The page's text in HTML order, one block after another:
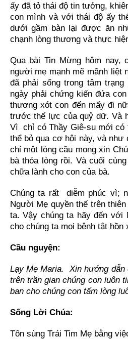
ấy đã tỏ thái độ tin tưởng,
con mình và với thái độ ấy
dưới gầm bàn lại được ăn
chạnh lòng thương và thực
Qua bài Tin Mừng hôm nay,
người mẹ mạnh mẽ mãnh liệt
đã phải sống trong tâm
ngày phải chứng kiến đứa
thương xót con đến mấy đi
trước thế lực của quỷ dữ. Và
Vì chỉ có Thầy Giê-su mới có
thể bỏ qua cơ hội này, và như
chỉ một lòng cầu mong xin
bà thỏa lòng rồi. Và cuối
chữa lành cho con của bà.
Chúng ta rất diễm phúc vì;
Người Mẹ quyền thế trên
ta. Vậy chúng ta hãy đến với
cho chúng ta mọi bệnh tật
Cầu nguyện:
Lạy Mẹ Maria. Xin hướng
trên trần gian chúng con luôn
ban cho chúng con tấm lòng
Sống Lời Chúa:
Tôn sùng Trái Tim Mẹ bằng